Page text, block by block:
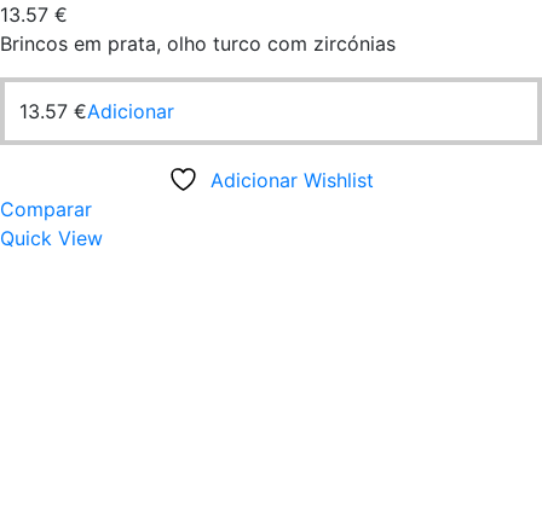
13.57 €
Brincos em prata, olho turco com zircónias
13.57 €Adicionar
Adicionar Wishlist
Comparar
Quick View